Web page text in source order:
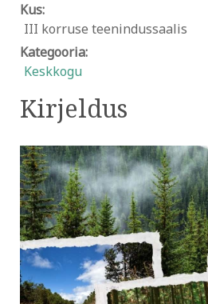
Kus:
III korruse teenindussaalis
Kategooria:
Keskkogu
Kirjeldus